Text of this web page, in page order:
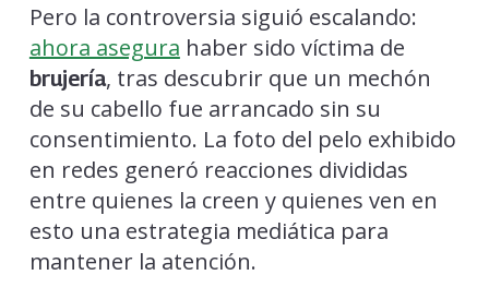
Pero la controversia siguió escalando:
ahora asegura haber sido víctima de
brujería, tras descubrir que un mechón
de su cabello fue arrancado sin su
consentimiento. La foto del pelo exhibido
en redes generó reacciones divididas
entre quienes la creen y quienes ven en
esto una estrategia mediática para
mantener la atención.